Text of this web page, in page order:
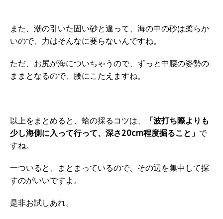
また、潮の引いた固い砂と違って、海の中の砂は柔らか
いので、力はそんなに要らないんですね。
ただ、お尻が海についちゃうので、ずっと中腰の姿勢の
ままとなるので、腰にこたえますね。
以上をまとめると、蛤の採るコツは、
「波打ち際よりも
少し海側に入って行って、深さ20cm程度掘ること」 で
すね。
一ついると、まとまっているので、その辺を集中して探
すのがいいですよ。
是非お試しあれ。